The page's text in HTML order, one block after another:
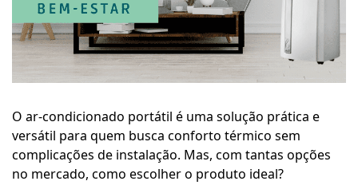
O ar-condicionado portátil é uma solução prática e
versátil para quem busca conforto térmico sem
complicações de instalação. Mas, com tantas opções
no mercado, como escolher o produto ideal?